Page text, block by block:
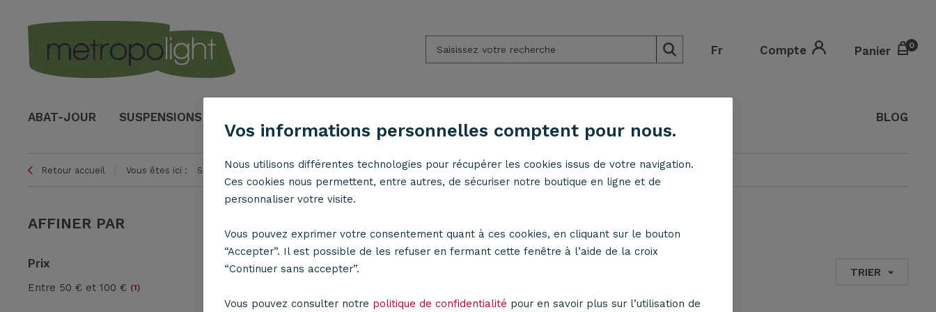
Fr Panier 0
0
Compte
ABAT-JOUR SUSPENSIONS BLOG
Retour accueil Vous êtes ici : Suspensions Suspension effet bois
AFFINER PAR
Prix
Entre 50 € et 100 € (1)
SUSPENSION EFFET BOIS
1Article TRIER
Vos informations personnelles comptent pour nous.
Nous utilisons différentes technologies pour récupérer les cookies issus de votre navigation.
Ces cookies nous permettent, entre autres, de sécuriser notre boutique en ligne et de
personnaliser votre visite.
Vous pouvez exprimer votre consentement quant à ces cookies, en cliquant sur le bouton
“Accepter”. Il est possible de les refuser en fermant cette fenêtre à l’aide de la croix
“Continuer sans accepter”.
Vous pouvez consulter notre politique de confidentialité pour en savoir plus sur l’utilisation de